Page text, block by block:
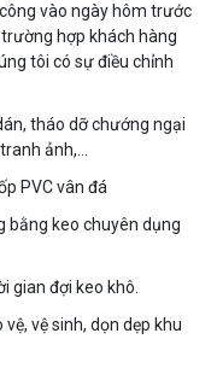
vào ngày hôm trước
hợp khách hàng
tôi có sự điều chỉnh
tháo dỡ chướng ngại
ảnh,…
PVC vân đá
bằng keo chuyên dụng
gian đợi keo khô.
vệ sinh, dọn dẹp khu